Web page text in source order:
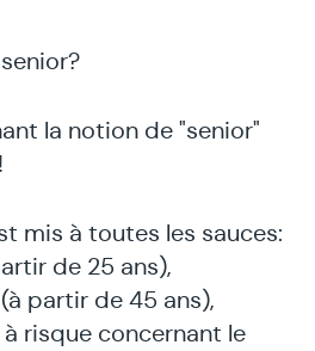
la notion de "senior"
mis à toutes les sauces:
de 25 ans),
partir de 45 ans),
risque concernant le